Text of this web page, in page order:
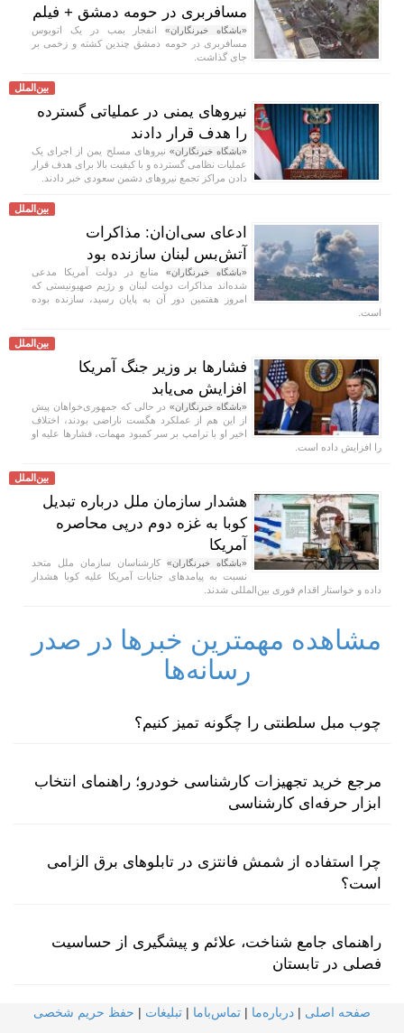
مسافربری در حومه دمشق + فیلم
«باشگاه خبرنگاران»انفجار بمب در یک اتوبوس
مسافربری در حومه دمشق چندین کشته و زخمی بر
جای گذاشت.
بین‌الملل
نیرو‌های یمنی در عملیاتی گسترده
را هدف قرار دادند
«باشگاه خبرنگاران» نیرو‌های مسلح یمن از اجرای یک
عملیات نظامی گسترده و با کیفیت بالا برای هدف قرار
دادن مراکز تجمع نیرو‌های دشمن سعودی خبر دادند.
بین‌الملل
ادعای سی‌ان‌ان: مذاکرات
آتش‌بس لبنان سازنده بود
«باشگاه خبرنگاران»منابع در دولت آمریکا مدعی
شده‌اند مذاکرات دولت لبنان و رژیم صهیونیستی که
امروز هفتمین دور آن به پایان رسید، سازنده بوده
است.
بین‌الملل
فشار‌ها بر وزیر جنگ آمریکا
افزایش می‌یابد
«باشگاه خبرنگاران»در حالی که جمهوری‌خواهان پیش
از این هم از عملکرد هگست ناراضی بودند، اختلاف
اخیر او با ترامپ بر سر کمبود مهمات، فشار‌ها علیه او
را افزایش داده است.
بین‌الملل
هشدار سازمان ملل درباره تبدیل
کوبا به غزه دوم درپی محاصره
آمریکا
«باشگاه خبرنگاران» کارشناسان سازمان ملل متحد
نسبت به پیامد‌های جنایات آمریکا علیه کوبا هشدار
داده و خواستار اقدام فوری بین‌المللی شدند.
مشاهده مهمترین خبرها در صدر
رسانه‌ها
چوب مبل سلطنتی را چگونه تمیز کنیم؟
مرجع خرید تجهیزات کارشناسی خودرو؛ راهنمای انتخاب
ابزار حرفه‌ای کارشناسی
چرا استفاده از شمش فانتزی در تابلوهای برق الزامی
است؟
راهنمای جامع شناخت، علائم و پیشگیری از حساسیت
فصلی در تابستان
صفحه اصلی | درباره‌ما | تماس‌با‌ما | تبلیغات | حفظ حریم شخصی